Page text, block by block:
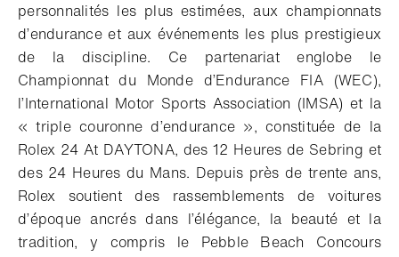
Savoir‑faire
horloger
Le monde de Rolex
personnalités les plus estimées, aux championnats
d’endurance et aux événements les plus prestigieux
de la discipline. Ce partenariat englobe le
Championnat du Monde d’Endurance FIA (WEC),
l’International Motor Sports Association (IMSA) et la
« triple couronne d’endurance », constituée de la
Rolex 24 At DAYTONA, des 12 Heures de Sebring et
des 24 Heures du Mans. Depuis près de trente ans,
Rolex soutient des rassemblements de voitures
d’époque ancrés dans l’élégance, la beauté et la
tradition, y compris le Pebble Beach Concours